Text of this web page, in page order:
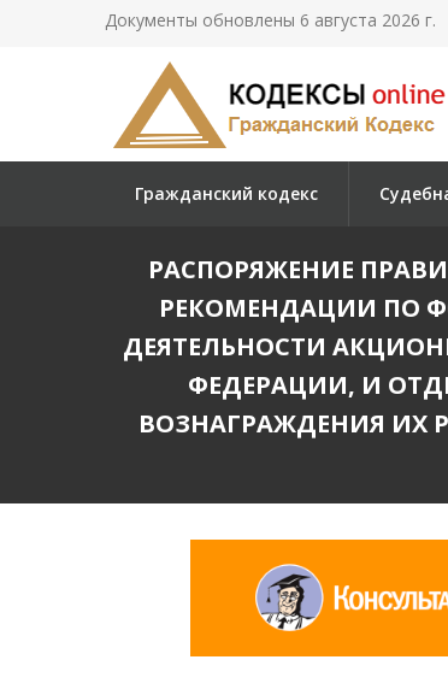
Документы обновлены 6 августа 2026 г.
Гражданский кодекс
РАСПОРЯЖЕНИЕ
РЕКОМЕНДАЦИИ ПО
ДЕЯТЕЛЬНОСТИ
ФЕДЕРАЦИИ, И
ВОЗНАГРАЖДЕНИЯ ИХ